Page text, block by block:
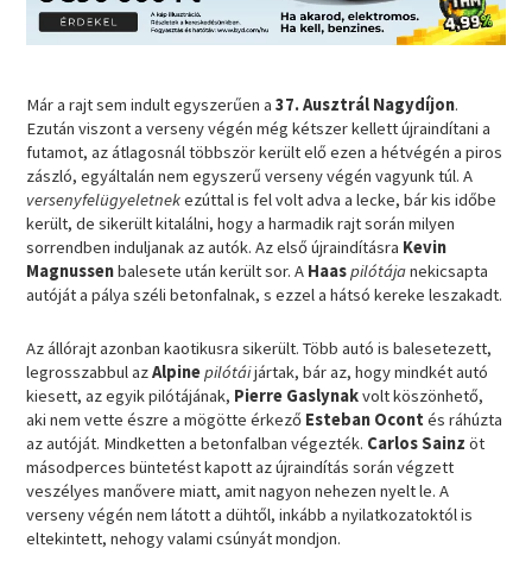
Már a rajt sem indult egyszerűen a37. Ausztrál Nagydíjon.
Ezután viszont a verseny végén még kétszer kellett újraindítani a
futamot, az átlagosnál többször került elő ezen a hétvégén a piros
zászló, egyáltalán nem egyszerű verseny végén vagyunk túl. A
versenyfelügyeletnekezúttal is fel volt adva a lecke, bár kis időbe
került, de sikerült kitalálni, hogy a harmadik rajt során milyen
sorrendben induljanak az autók. Az első újraindításra Kevin
Magnussenbalesete után került sor. A Haaspilótájanekicsapta
autóját a pálya széli betonfalnak, s ezzel a hátsó kereke leszakadt.
Az állórajt azonban kaotikusra sikerült. Több autó is balesetezett,
legrosszabbul azAlpinepilótáijártak, bár az, hogy mindkét autó
kiesett, az egyik pilótájának, Pierre Gaslynakvolt köszönhető,
aki nem vette észre a mögötte érkező Esteban Ocont és ráhúzta
az autóját. Mindketten a betonfalban végezték. Carlos Sainz öt
másodperces büntetést kapott az újraindítás során végzett
veszélyes manővere miatt, amit nagyon nehezen nyelt le. A
verseny végén nem látott a dühtől, inkább a nyilatkozatoktól is
eltekintett, nehogy valami csúnyát mondjon.